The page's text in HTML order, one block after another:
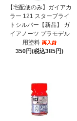
【宅配便のみ】ガイアカ
ラー 121 スターブライ
トシルバー【新品】 ガ
イアノーツ プラモデル
用塗料
350円(税込385円)